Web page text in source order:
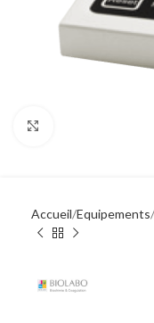
Accueil Equipements